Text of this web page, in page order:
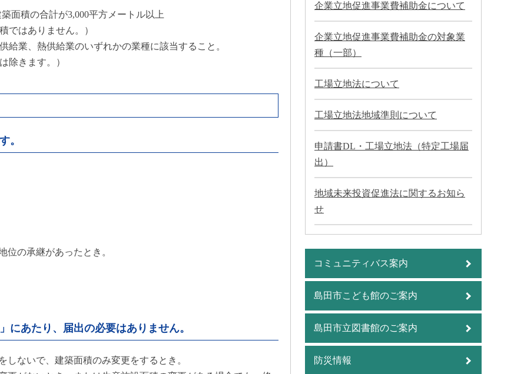
面積の合計が3,000平方メートル以上
ではありません。）
給業、熱供給業のいずれかの業種に該当すること。
除きます。）
。
位の承継があったとき。
にあたり、届出の必要はありません。
ないで、建築面積のみ変更をするとき。
企業立地促進事業費補助金について
企業立地促進事業費補助金の対象業
種（一部）
工場立地法について
工場立地法地域準則について
申請書DL・工場立地法（特定工場届
出）
地域未来投資促進法に関するお知ら
せ
コミュニティバス案内
島田市こども館のご案内
島田市立図書館のご案内
防災情報